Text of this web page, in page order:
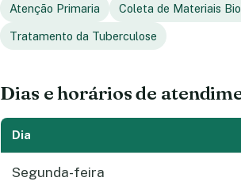
Atenção Primaria Coleta de Materiais
Tratamento da Tuberculose
Dias e horários de
Dia
Segunda-feira